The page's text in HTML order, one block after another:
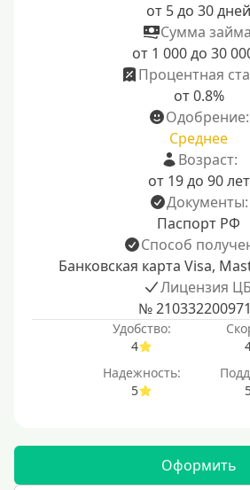
от 5 до 30 дней
Сумма
от 1 000 до 30
Процентная
от 0.8%
Одобрение:
Среднее
Возраст:
от 19 до 90 лет
Документы:
Паспорт РФ
Способ
Банковская карта Visa,
Лицензия
№
Удобство:
4
Надежность:
5
Оформить